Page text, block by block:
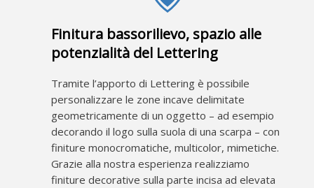
Finitura bassorilievo, spazio alle
potenzialità del Lettering
Tramite l’apporto di Lettering è possibile
personalizzare le zone incave delimitate
geometricamente di un oggetto – ad esempio
decorando il logo sulla suola di una scarpa – con
finiture monocromatiche, multicolor, mimetiche.
Grazie alla nostra esperienza realizziamo
finiture decorative sulla parte incisa ad elevata